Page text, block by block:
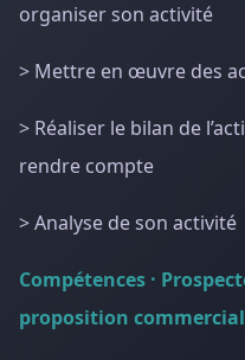
organiser son activité
> Mettre en œuvre des
> Réaliser le bilan de
rendre compte
> Analyse de son activité
Compétences ·
proposition